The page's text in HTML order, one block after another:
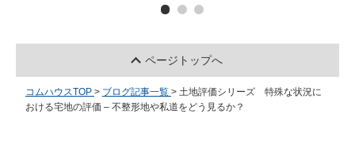
ページトップへ
コムハウスTOP > ブログ記事一覧 > 土地評価シリーズ 特殊な状況に
おける宅地の評価 – 不整形地や私道をどう見るか？